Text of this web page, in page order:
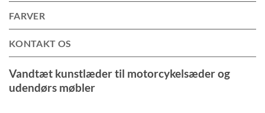
FARVER
KONTAKT OS
Vandtæt kunstlæder til motorcykelsæder og
udendørs møbler